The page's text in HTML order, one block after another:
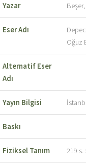
Yazar
Eser Adı
Oğuz
Alternatif Eser
Adı
Yayın Bilgisi
Baskı
Fiziksel Tanım 219 s.